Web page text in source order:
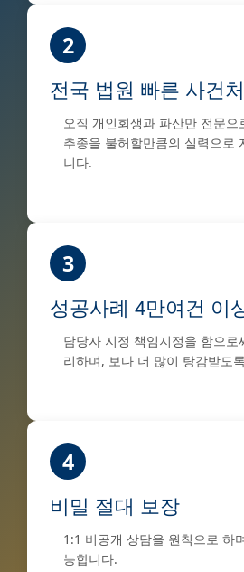
2
전국 법원 빠른 사건
오직 개인회생과 파산만 전문으
추종을 불허할만큼의 실력으로
니다.
3
성공사례 4만여건 이
담당자 지정 책임지정을 함으로
리하며, 보다 더 많이 탕감받도
4
비밀 절대 보장
1:1 비공개 상담을 원칙으로 하
능합니다.